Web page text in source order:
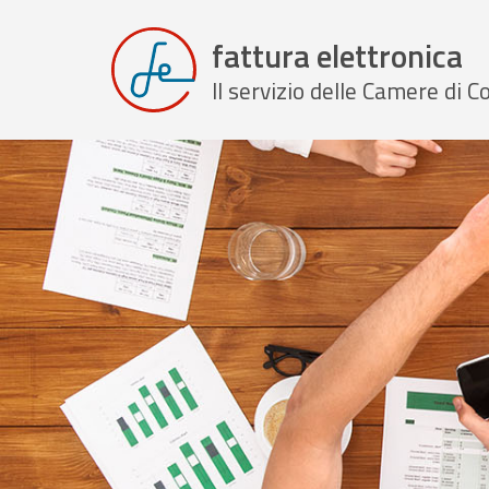
fattura elettronica
Il servizio delle Camere di